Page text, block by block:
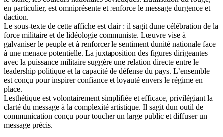
en particulier, est omniprésente et renforce le message durgence et
daction.
Le sous-texte de cette affiche est clair : il sagit dune célébration de la
force militaire et de lidéologie communiste. Lœuvre vise à
galvaniser le peuple et à renforcer le sentiment dunité nationale face
à une menace potentielle. La juxtaposition des figures dirigeantes
avec la puissance militaire suggère une relation directe entre le
leadership politique et la capacité de défense du pays. L’ensemble
est conçu pour inspirer confiance et loyauté envers le régime en
place.
Lesthétique est volontairement simplifiée et efficace, privilégiant la
clarté du message à la complexité artistique. Il sagit dun outil de
communication conçu pour toucher un large public et diffuser un
message précis.